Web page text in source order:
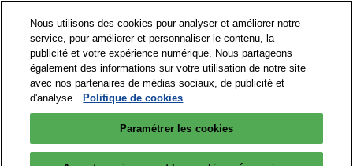
contenu
15 et 16 septembre 2026
Paris Expo Porte de Versailles
PARTICIPER
Nous utilisons des cookies pour analyser et améliorer notre
service, pour améliorer et personnaliser le contenu, la
publicité et votre expérience numérique. Nous partageons
également des informations sur votre utilisation de notre site
avec nos partenaires de médias sociaux, de publicité et
d'analyse.
Politique de cookies
Paramétrer les cookies